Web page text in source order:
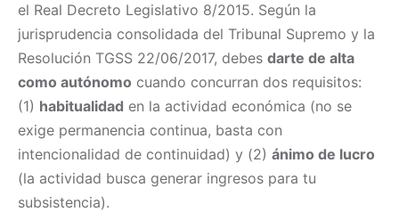
el Real Decreto Legislativo 8/2015. Según la
jurisprudencia consolidada del Tribunal Supremo y la
Resolución TGSS 22/06/2017, debes darte de alta
como autónomo cuando concurran dos requisitos:
(1) habitualidad en la actividad económica (no se
exige permanencia continua, basta con
intencionalidad de continuidad) y (2) ánimo de lucro
(la actividad busca generar ingresos para tu
subsistencia).